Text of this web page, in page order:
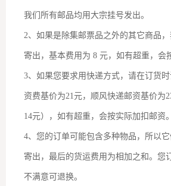
我们所有邮品均用大宗挂号发出。
2、如果是除集邮票品之外的其它商品
寄出，基本费用为 8 元，如有超重，会
3、如果您要求用快递方式，请在订货
资费基价为21元，顺风快递邮资基价为
14元），如有超重，会按实际加扣邮资。
4、您的订单可能包含多种物品，所以
寄出，最后的货运费用为相加之和。您
不满意可退换。